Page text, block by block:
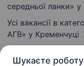
Шукаєте
середньої ланки» у
Усі вакансії в
АГВ» у Кременчуці